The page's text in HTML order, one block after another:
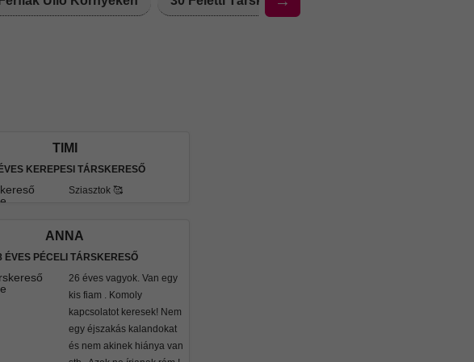
TIMI
KEREPESI TÁRSKERESŐ
Sziasztok 🥰
ANNA
ÉVES PÉCELI TÁRSKERESŐ
26 éves vagyok. Van egy
kis fiam . Komoly
kapcsolatot keresek! Nem
egy éjszakás kalandokat
és nem akinek hiánya van